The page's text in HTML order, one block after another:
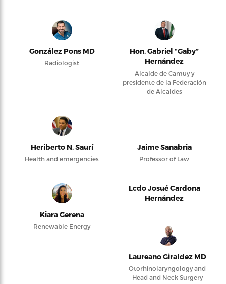
González Pons MD
Radiologist
Hon. Gabriel “Gaby”
Hernández
Alcalde de Camuy y
presidente de la Federación
de Alcaldes
Heriberto N. Saurí
Health and emergencies
Jaime Sanabria
Professor of Law
Kiara Gerena
Renewable Energy
Lcdo Josué Cardona
Hernández
Laureano Giraldez MD
Otorhinolaryngology and
Head and Neck Surgery